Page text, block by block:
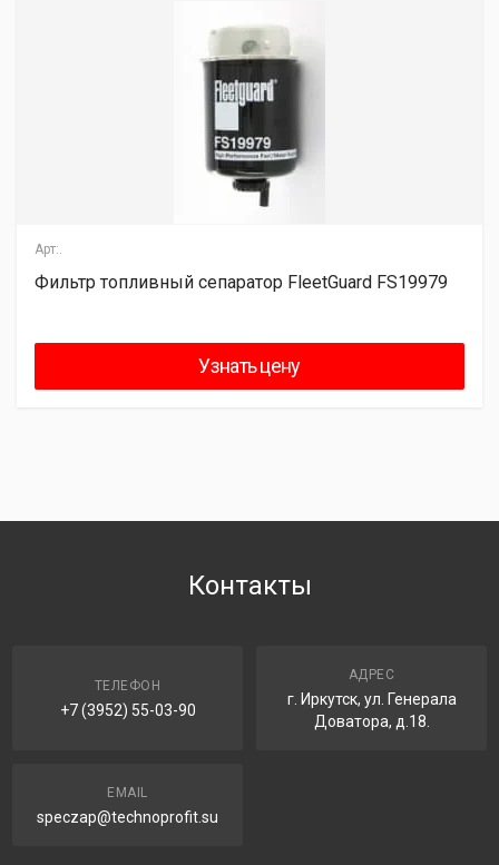
Арт:.
Фильтр топливный сепаратор FleetGuard FS19979
Узнать цену
Контакты
ТЕЛЕФОН
+7 (3952) 55-03-90
АДРЕС
г. Иркутск, ул. Генерала
Доватора, д.18.
EMAIL
speczap@technoprofit.su